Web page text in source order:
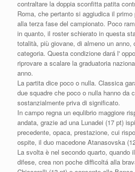
contraltare la doppia sconfitta patita
Roma, che pertanto si aggiudica il
alla terza fase del campionato. Poco
in quanto, il roster schierato in questa
totalità, più giovane, di almeno un anno,
categoria. Questa condizione dará l'
riprovare a scalare la graduatoria
anno.
La partita dice poco o nulla. Classica
due squadre che poco o nulla hanno da
sostanzialmente priva di significato.
In campo regna un equlibrio maggiore
andata, grazie ad una Lunadei (17 pt)
precedente, opaca, prestazione, cui
ospite, il duo macedone Atanasovska
La svolta è nel secondo quarto, quando
difese, crea non poche difficoltá alla